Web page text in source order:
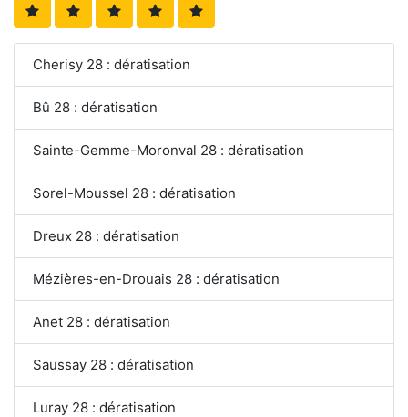
Cherisy 28 : dératisation
Bû 28 : dératisation
Sainte-Gemme-Moronval 28 : dératisation
Sorel-Moussel 28 : dératisation
Dreux 28 : dératisation
Mézières-en-Drouais 28 : dératisation
Anet 28 : dératisation
Saussay 28 : dératisation
Luray 28 : dératisation